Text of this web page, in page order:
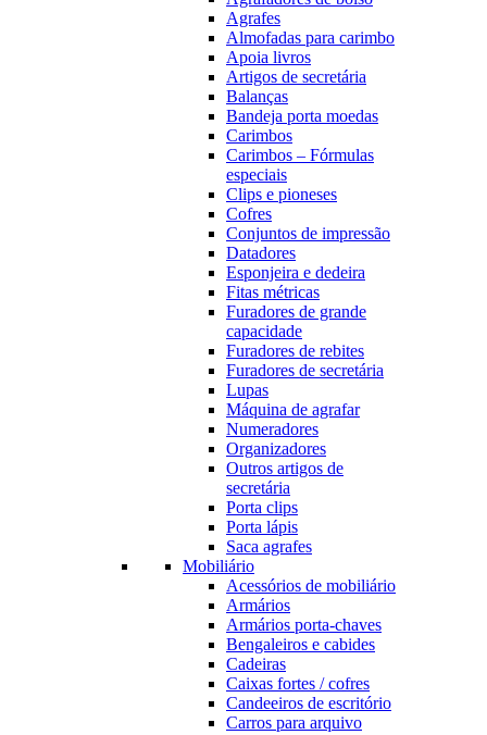
Agrafes
Almofadas para carimbo
Apoia livros
Artigos de secretária
Balanças
Bandeja porta moedas
Carimbos
Carimbos – Fórmulas
especiais
Clips e pioneses
Cofres
Conjuntos de impressão
Datadores
Esponjeira e dedeira
Fitas métricas
Furadores de grande
capacidade
Furadores de rebites
Furadores de secretária
Lupas
Máquina de agrafar
Numeradores
Organizadores
Outros artigos de
secretária
Porta clips
Porta lápis
Saca agrafes
Mobiliário
Acessórios de mobiliário
Armários
Armários porta-chaves
Bengaleiros e cabides
Cadeiras
Caixas fortes / cofres
Candeeiros de escritório
Carros para arquivo